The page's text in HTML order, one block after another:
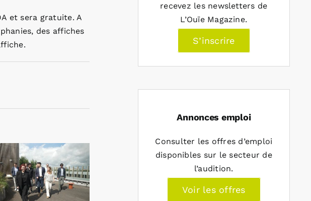
et sera gratuite. A
des affiches
recevez les newsletters de
L’Ouïe Magazine.
S’inscrire
Annonces emploi
Consulter les offres d’emploi
disponibles sur le secteur de
l’audition.
Voir les offres